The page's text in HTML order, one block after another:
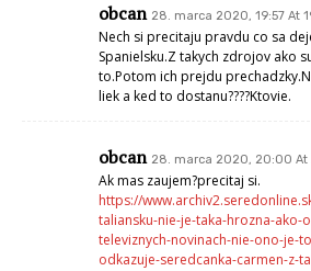
obcan 28. marca 2020, 19:57 At
Nech si precitaju pravdu co sa
Spanielsku.Z takych zdrojov ako
to.Potom ich prejdu
liek a ked to dostanu????Ktovie.
obcan 28. marca 2020, 20:00
Ak mas zaujem?precitaj si.
https://
taliansku-nie-je-taka-hrozna-ako-
televiznych-novinach-nie-ono-je-
odkazuje-seredcanka-carmen-z-